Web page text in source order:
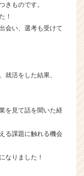
きものです。
！
会い、選考も受けて
就活をした結果、
を見て話を聞いた経
る課題に触れる機会
なりました！